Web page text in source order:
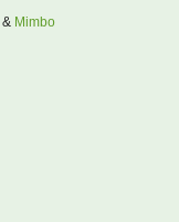
& Mimbo